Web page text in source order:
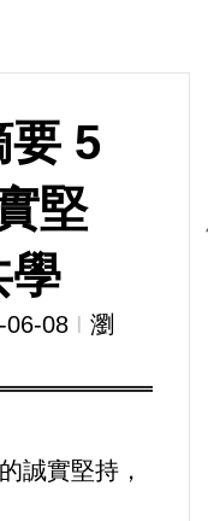
要 5
堅
學
06-08 Ι 瀏
誠實堅持，